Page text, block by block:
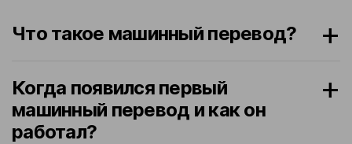
Что такое машинный перевод?
Когда появился первый
машинный перевод и как он
работал?